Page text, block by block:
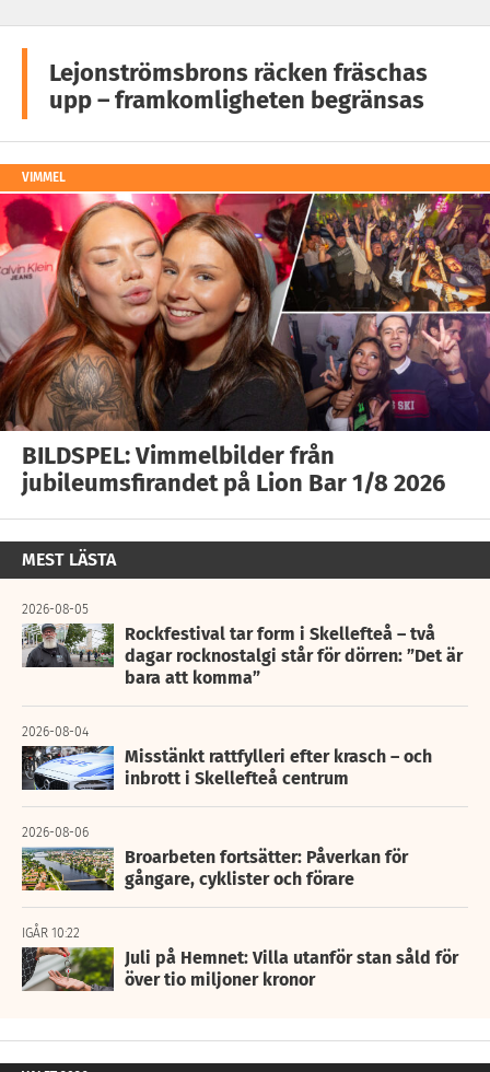
Lejonströmsbrons räcken fräschas
upp – framkomligheten begränsas
VIMMEL
BILDSPEL: Vimmelbilder från
jubileumsfirandet på Lion Bar 1/8 2026
MEST LÄSTA
2026-08-05
Rockfestival tar form i Skellefteå – två
dagar rocknostalgi står för dörren: ”Det är
bara att komma”
2026-08-04
Misstänkt rattfylleri efter krasch – och
inbrott i Skellefteå centrum
2026-08-06
Broarbeten fortsätter: Påverkan för
gångare, cyklister och förare
IGÅR 10:22
Juli på Hemnet: Villa utanför stan såld för
över tio miljoner kronor